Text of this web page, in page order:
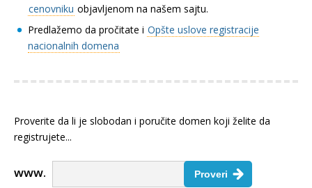
cenovniku objavljenom na našem sajtu.
Predlažemo da pročitate i Opšte uslove registracije
nacionalnih domena
Proverite da li je slobodan i poručite domen koji želite da
registrujete...
www.